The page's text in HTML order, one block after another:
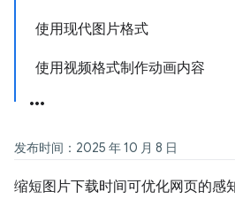
使用现代图片格式
使用视频格式制作动画内容
发布时间：2025 年 10 月 8 日
缩短图片下载时间可优化网页的感